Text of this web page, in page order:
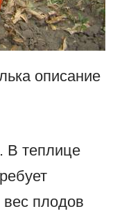
описание
В теплице
плодов